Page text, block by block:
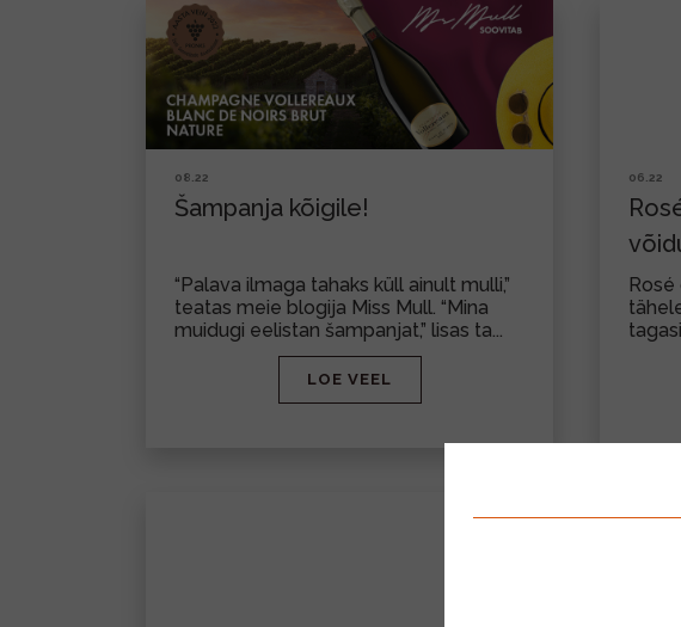
08.22
Šampanja kõigile!
“Palava ilmaga tahaks küll ainult mulli,”
teatas meie blogija Miss Mull. “Mina
muidugi eelistan šampanjat,” lisas ta...
LOE VEEL
06.22